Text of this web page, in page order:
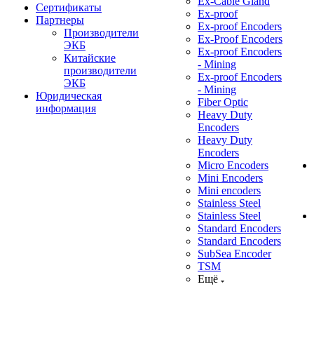
Сертификаты
Партнеры
Производители
ЭКБ
Китайские
производители
ЭКБ
Юридическая
информация
Ex-proof
Ex-proof Encoders
Ex-Proof Encoders
Ex-proof Encoders
- Mining
Ex-proof Encoders
- Mining
Fiber Optic
Heavy Duty
Encoders
Heavy Duty
Encoders
Micro Encoders
Mini Encoders
Mini encoders
Stainless Steel
Stainless Steel
Standard Encoders
Standard Encoders
SubSea Encoder
TSM
Ещё